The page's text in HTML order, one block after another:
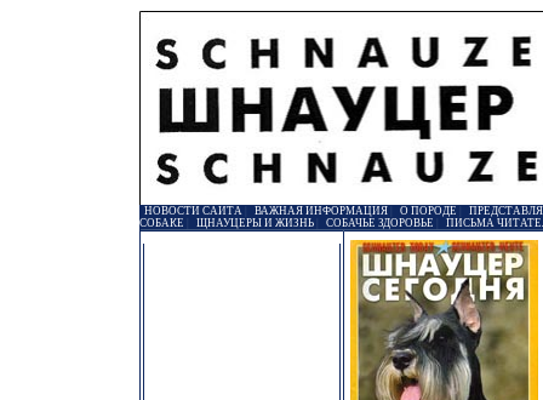
НОВОСТИ САЙТА| ВАЖНАЯ ИНФОРМАЦИЯ| О ПОРОДЕ
СОБАКЕ
ЩНАУЦЕРЫ И ЖИЗНЬ| СОБАЧЬЕ ЗДОРОВЬЕ ПИСЬМА